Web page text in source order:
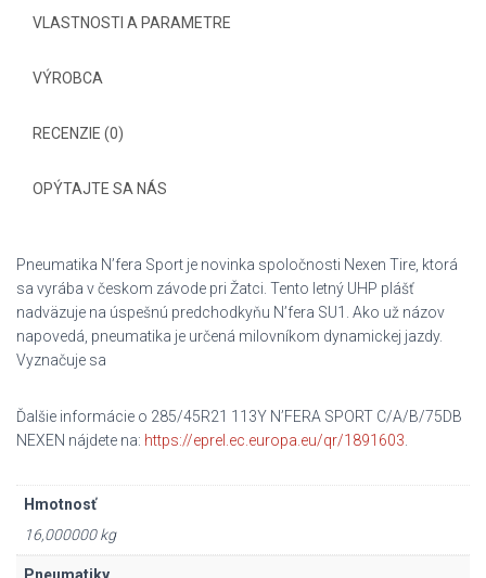
VLASTNOSTI A PARAMETRE
VÝROBCA
RECENZIE (0)
OPÝTAJTE SA NÁS
Pneumatika N’fera Sport je novinka spoločnosti Nexen Tire, ktorá
sa vyrába v českom závode pri Žatci. Tento letný UHP plášť
nadväzuje na úspešnú predchodkyňu N’fera SU1. Ako už názov
napovedá, pneumatika je určená milovníkom dynamickej jazdy.
Vyznačuje sa
Ďalšie informácie o 285/45R21 113Y N’FERA SPORT C/A/B/75DB
NEXEN nájdete na: https://eprel.ec.europa.eu/qr/1891603
Hmotnosť
16,000000 kg